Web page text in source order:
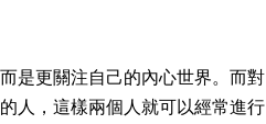
更關注自己的內心世界。而對
人，這樣兩個人就可以經常進行